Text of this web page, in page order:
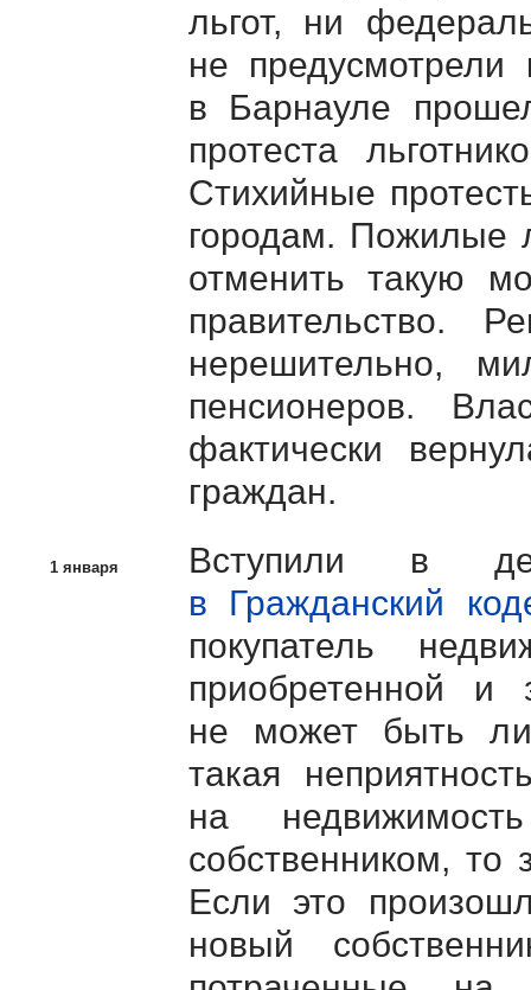
льгот, ни
не
в Барнауле
протеста
Стихийные
городам. Пожилые
отменить такую
правительство.
нерешительно,
пенсионеров.
фактически
граждан.
1 января
Вступили в
в Гражданский
покупатель
приобретенной и
не может быть
такая
на
собственником, то
Если это
новый